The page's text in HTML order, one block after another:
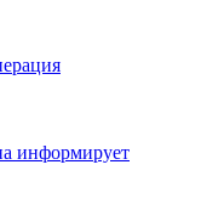
информирует